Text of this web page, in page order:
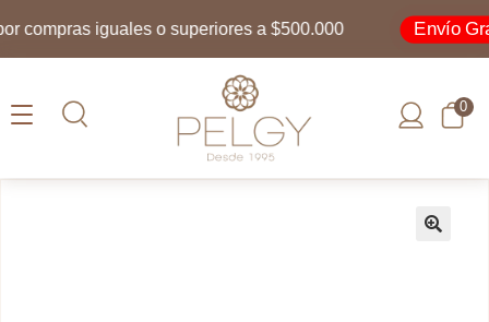
iguales o superiores a $500.000 Envío
0